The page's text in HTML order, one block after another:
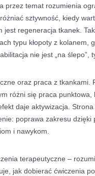
przez temat rozumienia
sztywność, kiedy
jest regeneracja tkanek.
typu kłopoty z kolanem,
nie jest „na ślepo”,
oraz praca z tkankami.
różni się praca
daje aktywizacja.
poprawa zakresu
i nawykom.
terapeutyczne –
jak dobierać ćwiczenia